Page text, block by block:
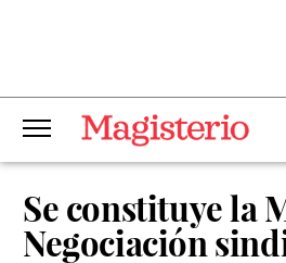
Se constituye la
Negociación